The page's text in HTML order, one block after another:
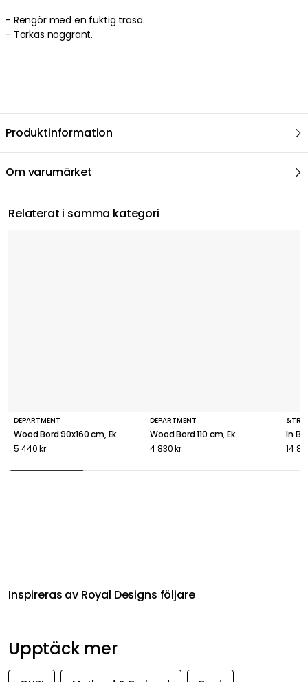
- Rengör med en fuktig trasa.
- Torkas noggrant.
Produktinformation
Om varumärket
Relaterat i samma kategori
DEPARTMENT
Wood Bord 90x160 cm, Ek
5 440 kr
DEPARTMENT
Wood Bord 110 cm, Ek
4 830 kr
In
14
Inspireras av Royal Designs följare
Upptäck mer